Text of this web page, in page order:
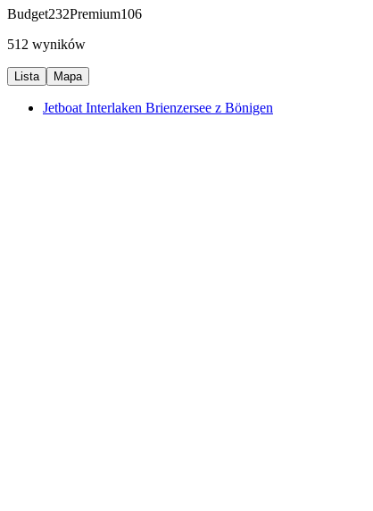
Budget232Premium106
512 wyników
Lista Mapa
Jetboat Interlaken Brienzersee z Bönigen